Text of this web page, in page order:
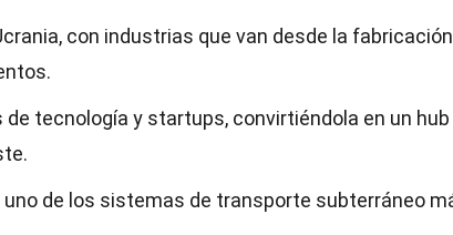
con industrias que van desde la
tecnología y startups, convirtiéndola en un hub
uno de los sistemas de transporte subterráneo